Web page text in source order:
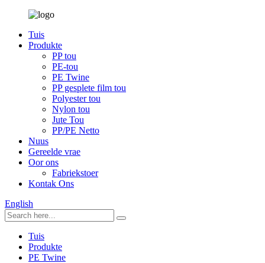
Tuis
Produkte
PP tou
PE-tou
PE Twine
PP gesplete film tou
Polyester tou
Nylon tou
Jute Tou
PP/PE Netto
Nuus
Gereelde vrae
Oor ons
Fabriekstoer
Kontak Ons
English
Tuis
Produkte
PE Twine